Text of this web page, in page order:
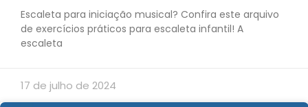
Escaleta para iniciação musical? Confira este arquivo
de exercícios práticos para escaleta infantil! A
escaleta
17 de julho de 2024